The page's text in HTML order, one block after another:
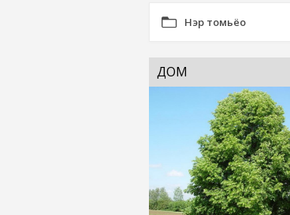
Нэр томьёо
ДОМ